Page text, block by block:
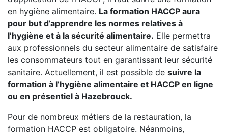
en hygiène alimentaire. La formation HACCP aura
pour but d’apprendre les normes relatives à
l’hygiène et à la sécurité alimentaire. Elle permettra
aux professionnels du secteur alimentaire de satisfaire
les consommateurs tout en garantissant leur sécurité
sanitaire. Actuellement, il est possible de suivre la
formation à l’hygiène alimentaire et HACCP en ligne
ou en présentiel à Hazebrouck.
Pour de nombreux métiers de la restauration, la
formation HACCP est obligatoire. Néanmoins,